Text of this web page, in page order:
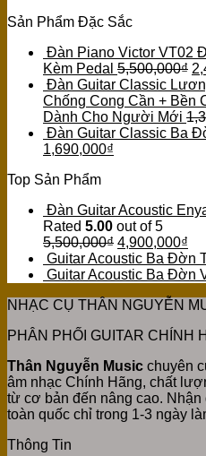
Sản Phẩm Đặc Sắc
Đàn Piano Victor VT02
Kèm Pedal 5,500,000₫
Đàn Guitar Classic
Chống Cong Cần + Bền
Dành Cho Người Mới
Đàn Guitar Classic Ba
1,690,000₫
Top Sản Phẩm
Đàn Guitar Acoustic
Rated 5.00 out of 5
5,500,000₫ 4,900,000₫
Guitar Acoustic Ba Đờn
Guitar Acoustic Ba Đờn
NHẠC CỤ THÂN NGUYỄN
PHÂN PHỐI GUITAR CHÍNH
Thân Nguyễn Music chuyên
âm nhạc Chính Hãng, chất
từ cơ bản đến nâng cao.
toàn quốc chỉ trong 1-3 ngày
Thông Tin